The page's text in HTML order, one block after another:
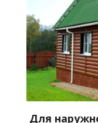
Для